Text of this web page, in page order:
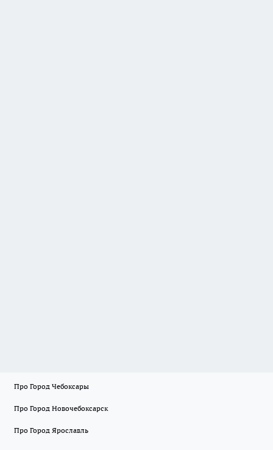
Про Город Чебоксары
Про Город Новочебоксарск
Про Город Ярославль